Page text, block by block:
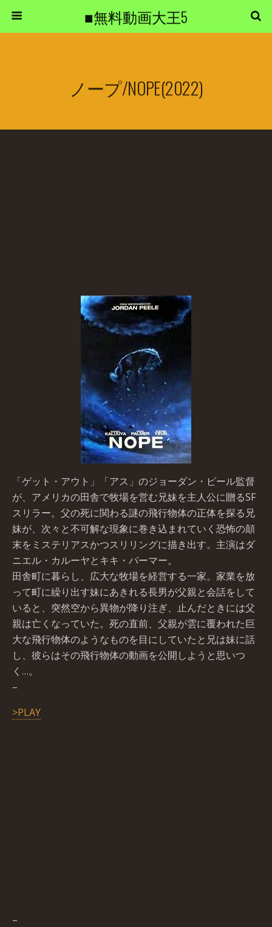
■無料動画大王5
ノープ/NOPE(2022)
「ゲット・アウト」「アス」のジョーダン・ピール監督
が、アメリカの田舎で牧場を営む兄妹を主人公に贈るSF
スリラー。父の死に関わる謎の飛行物体の正体を探る兄
妹が、次々と不可解な現象に巻き込まれていく恐怖の顛
末をミステリアスかつスリリングに描き出す。主演はダ
ニエル・カルーヤとキキ・パーマー。
田舎町に暮らし、広大な牧場を経営する一家。家業を放
って町に繰り出す妹にあきれる長男が父親と会話をして
いると、突然空から異物が降り注ぎ、止んだときには父
親は亡くなっていた。死の直前、父親が雲に覆われた巨
大な飛行物体のようなものを目にしていたと兄は妹に話
し、彼らはその飛行物体の動画を公開しようと思いつ
く…。
–
>PLAY
–